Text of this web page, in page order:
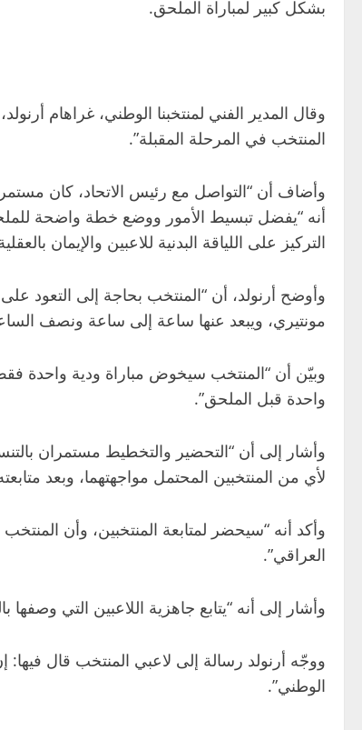
بشكل كبير لمباراة الملحق.
وقال المدير الفني لمنتخبنا الوطني، غراهام
المنتخب في المرحلة المقبلة”.
وأضاف أن “التواصل مع رئيس الاتحاد، كان
أنه “يفضل تبسيط الأمور ووضع خطة واضحة
التركيز على اللياقة البدنية للاعبين والإيمان
وأوضح أرنولد، أن “المنتخب بحاجة إلى التعود
مونتيري، ويبعد عنها ساعة إلى ساعة ونصف
واحدة قبل الملحق”.
وأشار إلى أن “التحضير والتخطيط مستمران
لأي من المنتخبين المحتمل مواجهتهما، وبعد
العراقي”.
وأشار إلى أنه “يتابع جاهزية اللاعبين التي
ووجّه أرنولد رسالة إلى لاعبي المنتخب قال فيها:
الوطني”.